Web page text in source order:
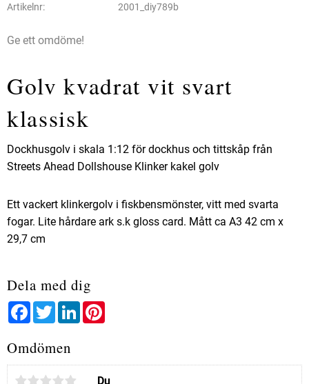
Artikelnr
2001_diy789b
Ge ett omdöme!
Golv kvadrat vit svart
klassisk
Dockhusgolv i skala 1:12 för dockhus och tittskåp från
Streets Ahead Dollshouse Klinker kakel golv
Ett vackert klinkergolv i fiskbensmönster, vitt med svarta
fogar. Lite hårdare ark s.k gloss card. Mått ca A3 42 cm x
29,7 cm
Dela med dig
FacebookTwitterLinkedIn
Omdömen
Du